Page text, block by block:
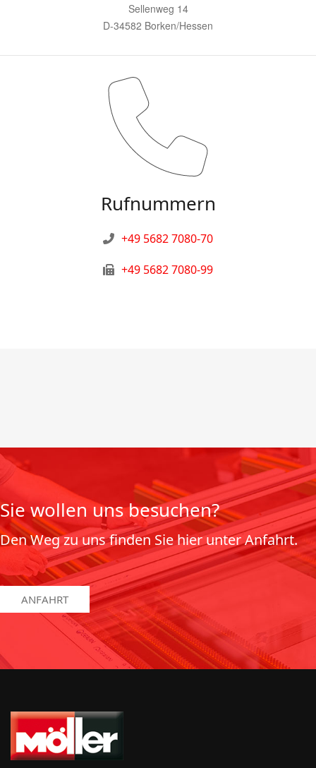
Sellenweg 14
D-34582 Borken/Hessen
Rufnummern
+49 5682 7080-70
+49 5682 7080-99
Sie wollen uns besuchen?
Den Weg zu uns finden Sie hier unter Anfahrt.
ANFAHRT